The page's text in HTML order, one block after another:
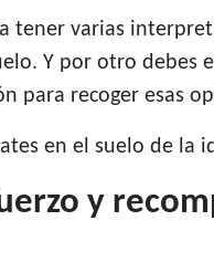
tener varias
Y por otro
para recoger esas
en el suelo de la
y